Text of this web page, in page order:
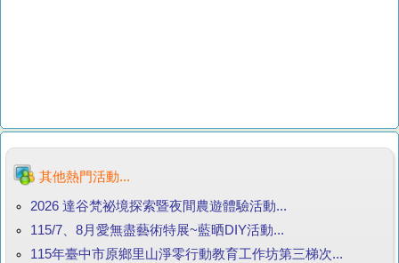
其他熱門活動...
2026 達谷梵祕境探索暨夜間農遊體驗活動...
115/7、8月愛無盡藝術特展~藍晒DIY活動...
115年臺中市原鄉里山淨零行動教育工作坊第三梯次...